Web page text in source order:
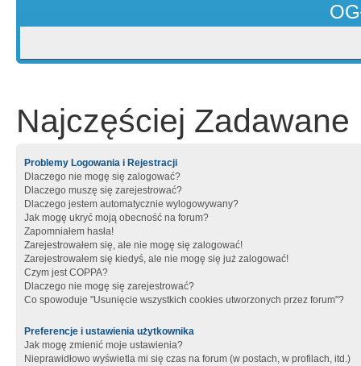
Najczęściej Zadawane
Problemy Logowania i Rejestracji
Dlaczego nie mogę się zalogować?
Dlaczego muszę się zarejestrować?
Dlaczego jestem automatycznie wylogowywany?
Jak mogę ukryć moją obecność na forum?
Zapomniałem hasła!
Zarejestrowałem się, ale nie mogę się zalogować!
Zarejestrowałem się kiedyś, ale nie mogę się już zalogować!
Czym jest COPPA?
Dlaczego nie mogę się zarejestrować?
Co spowoduje "Usunięcie wszystkich cookies utworzonych przez forum"?
Preferencje i ustawienia użytkownika
Jak mogę zmienić moje ustawienia?
Nieprawidłowo wyświetla mi się czas na forum (w postach, w profilach, itd.)